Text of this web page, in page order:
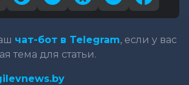
чат-бот в Telegram, если у вас
тема для статьи.